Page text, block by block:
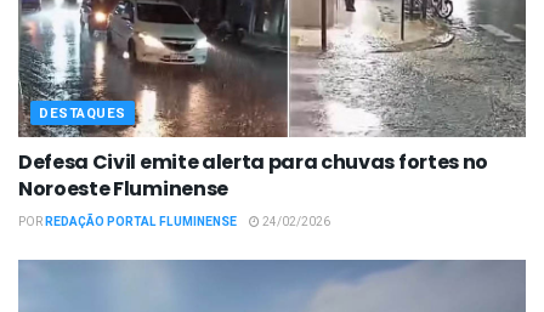
DESTAQUES
Defesa Civil emite alerta para chuvas fortes no
Noroeste Fluminense
PORREDAÇÃO PORTAL FLUMINENSE 24/02/2026